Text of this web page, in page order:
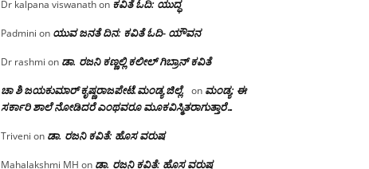
Dr kalpana viswanathon ಕವಿತೆ ಓದಿ: ಯುದ್ಧ
Padmini on ಯುವ ಜನತೆ ದಿನ: ಕವಿತೆ ಓದಿ- ಯೌವನ
Dr rashmi on ಡಾ. ರಜನಿ‌ ಕಣ್ಣಲ್ಲಿ ಕಲೀಲ್ ಗಿಬ್ರಾನ್ ಕವಿತೆ
ಚಾ ಶಿ ಜಯಕುಮಾರ್ ಕೃಷ್ಣರಾಜಪೇಟೆ.ಮಂಡ್ಯ ಜಿಲ್ಲೆ. on ಮಂಡ್ಯ: ಈ
ಸರ್ಕಾರಿ ಶಾಲೆ ನೋಡಿದರೆ ಎಂಥವರೂ ಮೂಕವಿಸ್ಮಿತರಾಗುತ್ತಾರೆ…
Triveni on ಡಾ. ರಜನಿ ಕವಿತೆ: ಹೊಸ ವರುಷ
Mahalakshmi MH on ಡಾ. ರಜನಿ ಕವಿತೆ: ಹೊಸ ವರುಷ